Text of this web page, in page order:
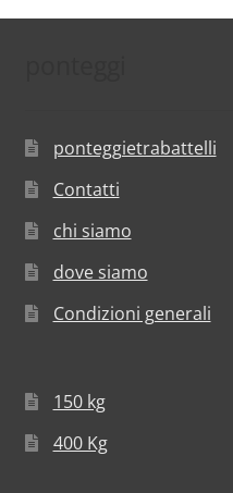
ponteggietrabattelli
Contatti
chi siamo
dove siamo
Condizioni generali
150 kg
400 Kg